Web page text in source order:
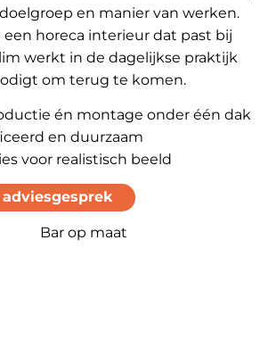
en manier van werken.
horeca interieur dat past bij
werkt in de dagelijkse praktijk
om terug te komen.
én montage onder één dak
en duurzaam
voor realistisch beeld